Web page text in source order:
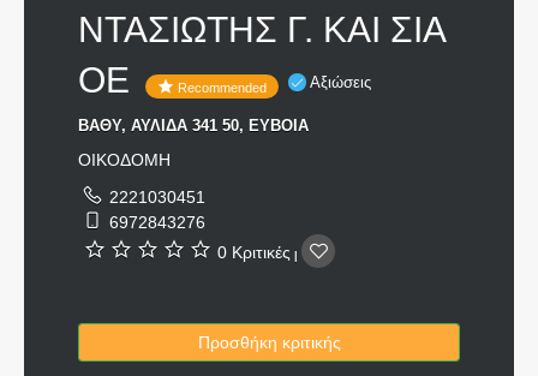
ΝΤΑΣΙΩΤΗΣ Γ. ΚΑΙ ΣΙΑ
ΟΕ
Recommended Αξιώσεις
ΒΑΘΥ, ΑΥΛΙΔΑ 341 50, ΕΥΒΟΙΑ
ΟΙΚΟΔΟΜΗ
2221030451
6972843276
0 Κριτικές |
Προσθήκη κριτικής